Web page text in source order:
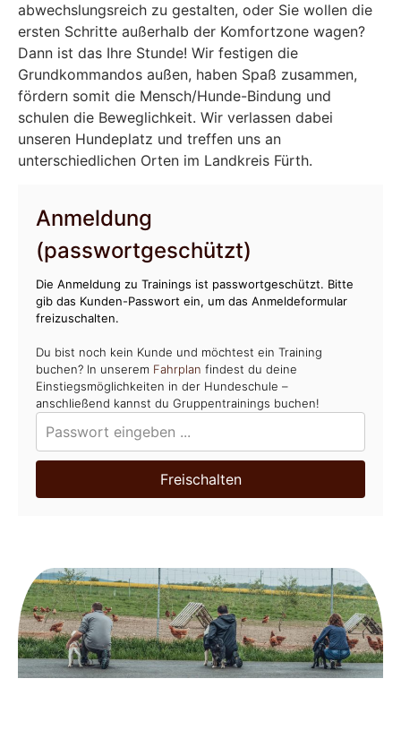
abwechslungsreich zu gestalten, oder Sie wollen die
ersten Schritte außerhalb der Komfortzone wagen?
Dann ist das Ihre Stunde! Wir festigen die
Grundkommandos außen, haben Spaß zusammen,
fördern somit die Mensch/Hunde-Bindung und
schulen die Beweglichkeit. Wir verlassen dabei
unseren Hundeplatz und treffen uns an
unterschiedlichen Orten im Landkreis Fürth.
Anmeldung
(passwortgeschützt)
Die Anmeldung zu Trainings ist passwortgeschützt. Bitte
gib das Kunden-Passwort ein, um das Anmeldeformular
freizuschalten.
Du bist noch kein Kunde und möchtest ein Training
buchen? In unserem Fahrplan findest du deine
Einstiegsmöglichkeiten in der Hundeschule –
anschließend kannst du Gruppentrainings buchen!
Freischalten